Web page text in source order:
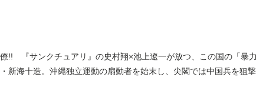
!! 『サンクチュアリ』の史村翔×池上遼一が放つ、この国の「暴
海十造。沖縄独立運動の扇動者を始末し、尖閣では中国兵を狙撃